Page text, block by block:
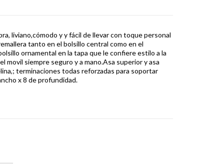
liviano,cómodo y y fácil de llevar con toque personal
tanto en el bolsillo central como en el
ornamental en la tapa que le confiere estilo a la
movil siempre seguro y a mano.Asa superior y asa
terminaciones todas reforzadas para soportar
x 8 de profundidad.